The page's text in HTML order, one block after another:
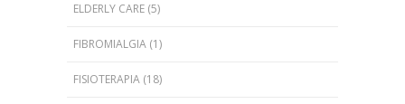
ELDERLY CARE (5)
FIBROMIALGIA (1)
FISIOTERAPIA (18)